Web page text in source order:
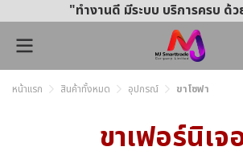
"ทำงานดี มีระบบ บริการครบ ด้
หน้าแรก สินค้าทั้งหมด อุปกรณ์ ขาโซฟา
ขาเฟอร์นิเจ